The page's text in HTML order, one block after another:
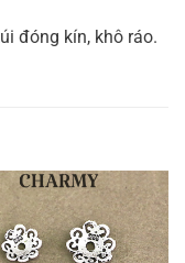
đóng kín, khô ráo.